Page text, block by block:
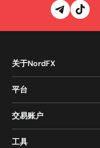
关于NordFX
平台
交易账户
工具